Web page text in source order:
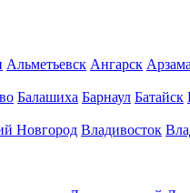
Альметьевск Ангарск
Балашиха Барнаул Батайск
Новгород Владивосток